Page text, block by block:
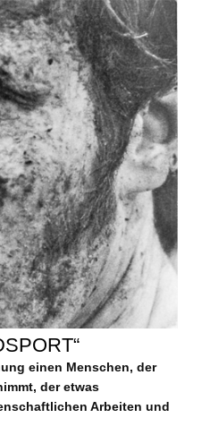
einen Menschen, der
der etwas
Arbeiten und